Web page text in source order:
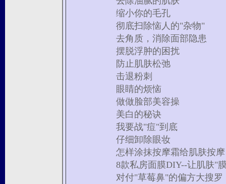
缩小你的毛孔
彻底扫除恼人的"杂物"
去角质，消除面部隐患
摆脱浮肿的困扰
防止肌肤松弛
击退粉刺
眼睛的烦恼
做做脸部美容操
美白的秘诀
我要战"痘"到底
仔细卸除眼妆
怎样涂抹按摩霜给肌肤按摩
8款私房面膜DIY--让肌肤"
对付"草莓鼻"的偏方大搜罗